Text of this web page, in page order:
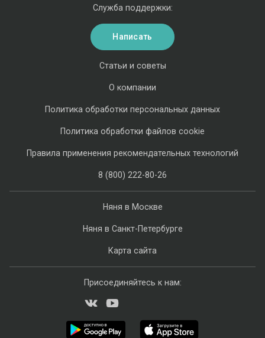
Няня в Москве
Няня в Санкт-Петербурге
Карта сайта
Статьи и советы
О компании
Политика обработки персональных данных
Политика обработки файлов cookie
Правила применения рекомендательных технологий
8 (800) 222-80-26
Служба поддержки:
Написать
Присоединяйтесь к нам: